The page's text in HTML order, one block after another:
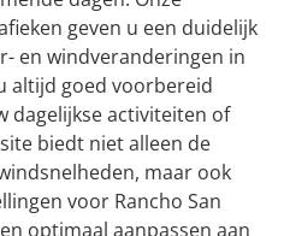
geven u een duidelijk
en windveranderingen in
altijd goed voorbereid
dagelijkse activiteiten of
biedt niet alleen de
maar ook
voor Rancho San
optimaal aanpassen aan